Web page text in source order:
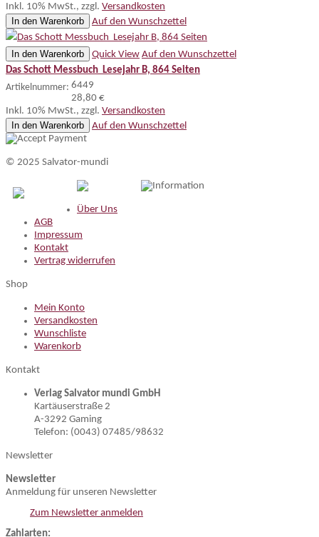
Inkl. 10% MwSt., zzgl. Versandkosten
In den Warenkorb
Auf den Wunschzettel
In den Warenkorb Quick View Auf den Wunschzettel
Das Schott Messbuch  Lesejahr B, 864 Seiten
Artikelnummer: 6449
28,80 €
Inkl. 10% MwSt., zzgl. Versandkosten
In den Warenkorb
Auf den Wunschzettel
© 2025 Salvator-mundi
Information
Über Uns
AGB
Impressum
Kontakt
Vertrag widerrufen
Shop
Mein Konto
Versandkosten
Wunschliste
Warenkorb
Kontakt
Verlag Salvator mundi GmbH
Kartäuserstraße 2
A-3292 Gaming
Telefon: (0043) 07485/98632
Newsletter
Newsletter
Anmeldung für unseren Newsletter
Zum Newsletter anmelden
Zahlarten: